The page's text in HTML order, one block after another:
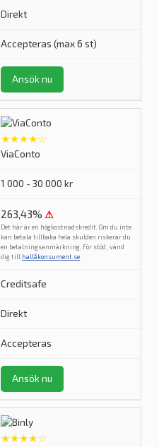
Direkt
Accepteras (max 6 st)
Ansök nu
★★★★☆
ViaConto
1 000 - 30 000 kr
263,43% ⚠
Det här är en högkostnadskredit. Om du inte
kan betala tillbaka hela skulden riskerar du
en betalningsanmärkning. För stöd, vänd
dig till hallåkonsument.se
Creditsafe
Direkt
Accepteras
Ansök nu
★★★★☆